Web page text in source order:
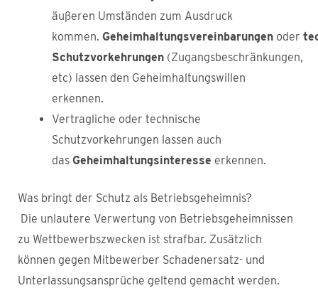
äußeren Umständen zum Ausdruck
kommen. Geheimhaltungsvereinbarungen oder
Schutzvorkehrungen (Zugangsbeschränkungen,
etc) lassen den Geheimhaltungswillen
erkennen.
Vertragliche oder technische
Schutzvorkehrungen lassen auch
das Geheimhaltungsinteresse erkennen.
Was bringt der Schutz als Betriebsgeheimnis?
Die unlautere Verwertung von Betriebsgeheimnissen
zu Wettbewerbszwecken ist strafbar. Zusätzlich
können gegen Mitbewerber Schadenersatz- und
Unterlassungsansprüche geltend gemacht werden.